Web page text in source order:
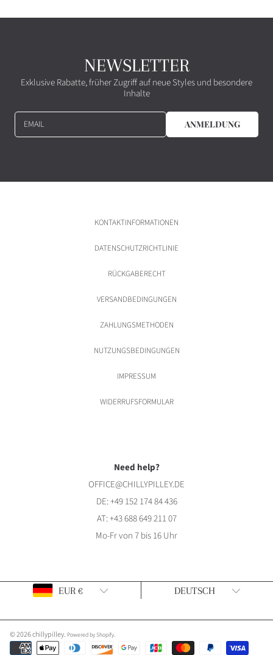
NEWSLETTER
Exklusive Rabatte, früher Zugriff auf neue Styles und besondere
Inhalte
EMAIL ANMELDUNG
KONTAKTINFORMATIONEN
DATENSCHUTZRICHTLINIE
RÜCKGABERECHT
VERSANDBEDINGUNGEN
ZAHLUNGSMETHODEN
NUTZUNGSBEDINGUNGEN
IMPRESSUM
WIDERRUFSFORMULAR
Need help?
OFFICE@CHILLYPILLEY.DE
DE:+49 152 174 84 436
AT:+43 688 649 211 07
Mo-Fr von 7 bis 16 Uhr
© 2026 chillypilley. Powered by Shopify.
Zahlungsarten
Land/Region EUR € DEUTSCH